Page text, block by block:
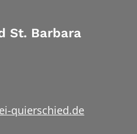
St. Barbara
quierschied.de